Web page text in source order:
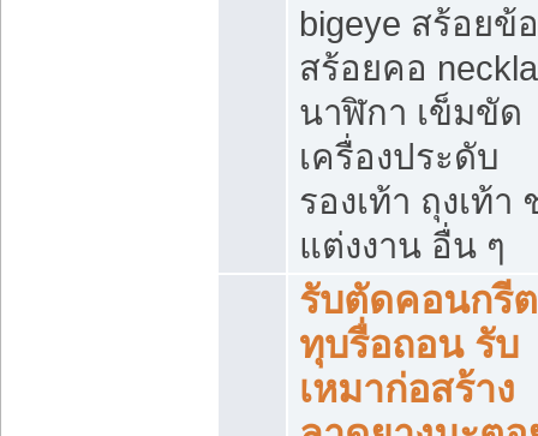
bigeye สร้อยข้
สร้อยคอ
นาฬิกา เข็มขัด
เครื่องประดับ
รองเท้า ถุงเท้า
แต่งงาน อื่น ๆ
รับตัดคอนกรี
ทุบรื่อถอน รับ
เหมาก่อสร้าง